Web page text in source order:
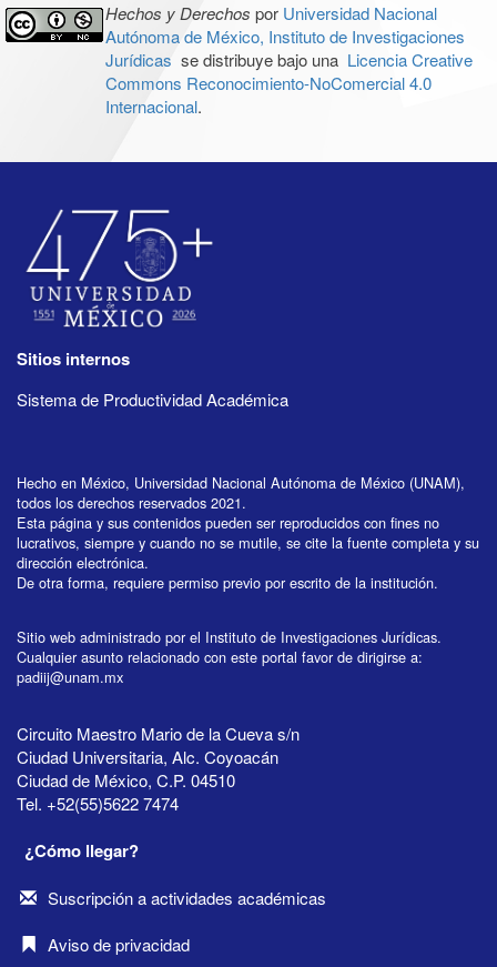
Hechos y Derechos por Universidad Nacional
Autónoma de México, Instituto de Investigaciones
Jurídicas se distribuye bajo una Licencia Creative
Commons Reconocimiento-NoComercial 4.0
Internacional.
Sitios internos
Sistema de Productividad Académica
Hecho en México, Universidad Nacional Autónoma de México (UNAM),
todos los derechos reservados 2021.
Esta página y sus contenidos pueden ser reproducidos con fines no
lucrativos, siempre y cuando no se mutile, se cite la fuente completa y su
dirección electrónica.
De otra forma, requiere permiso previo por escrito de la institución.
Sitio web administrado por el Instituto de Investigaciones Jurídicas.
Cualquier asunto relacionado con este portal favor de dirigirse a:
padiij@unam.mx
Circuito Maestro Mario de la Cueva s/n
Ciudad Universitaria, Alc. Coyoacán
Ciudad de México, C.P. 04510
Tel. +52(55)5622 7474
¿Cómo llegar?
Suscripción a actividades académicas
Aviso de privacidad